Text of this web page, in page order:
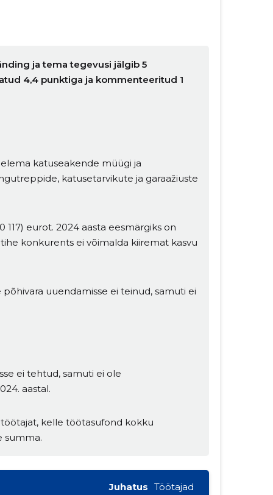
ja tema tegevusi jälgib 5
4,4 punktiga ja kommenteeritud 1
katuseakende müügi ja
katusetarvikute ja garaažiuste
117) eurot. 2024 aasta eesmärgiks on
konkurents ei võimalda kiiremat kasvu
uuendamisse ei teinud, samuti ei
ei tehtud, samuti ei ole
aastal.
kelle töötasufond kokku
summa.
Juhatus Töötajad